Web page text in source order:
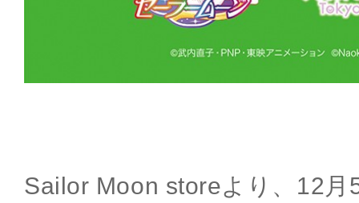
Sailor Moon storeより、12月